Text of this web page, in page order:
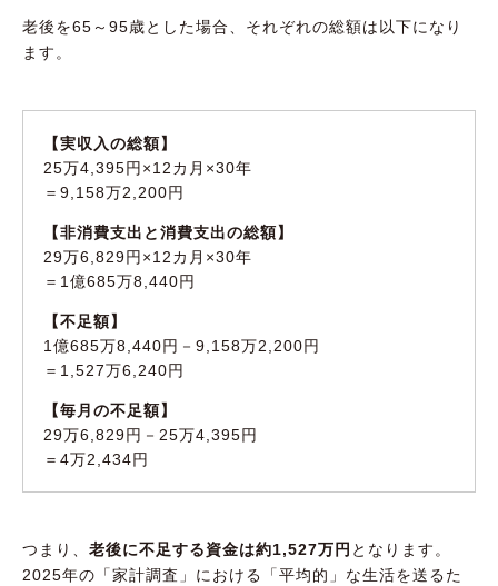
老後を65～95歳とした場合、それぞれの総額は以下になり
ます。
【実収入の総額】
25万4,395円×12カ月×30年
＝9,158万2,200円
【非消費支出と消費支出の総額】
29万6,829円×12カ月×30年
＝1億685万8,440円
【不足額】
1億685万8,440円－9,158万2,200円
＝1,527万6,240円
【毎月の不足額】
29万6,829円－25万4,395円
＝4万2,434円
つまり、 老後に不足する資金は約1,527万円 となります。
2025年の「家計調査」における「平均的」な生活を送るた